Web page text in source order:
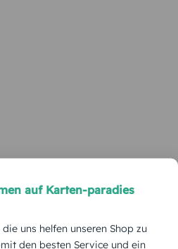
auf Karten-paradies
uns helfen unseren Shop zu
den besten Service und ein